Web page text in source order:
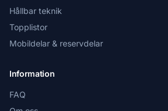
Hållbar teknik
Topplistor
Mobildelar & reservdelar
Information
FAQ